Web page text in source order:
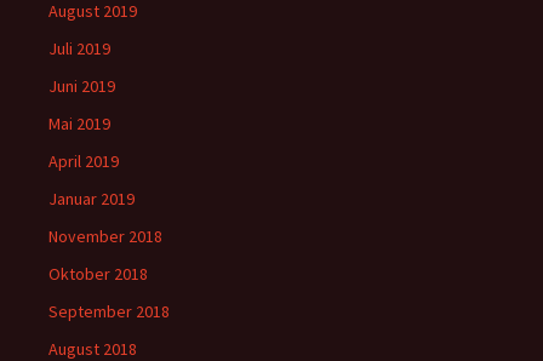
August 2019
Juli 2019
Juni 2019
Mai 2019
April 2019
Januar 2019
November 2018
Oktober 2018
September 2018
August 2018